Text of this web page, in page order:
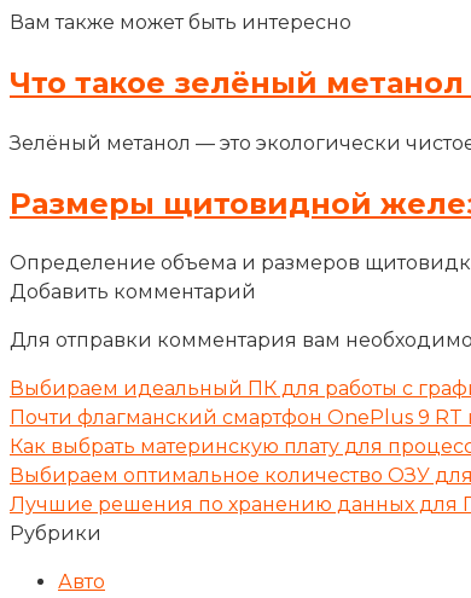
Вам также может быть интересно
Что такое зелёный
Зелёный метанол — это экологически
Размеры щитовидной
Определение объема и размеров
Добавить комментарий
Для отправки комментария вам необходимо
Выбираем идеальный ПК для работы с
Почти флагманский смартфон OnePlus 9 RT
Как выбрать материнскую плату для
Выбираем оптимальное количество ОЗУ
Лучшие решения по хранению данных для
Рубрики
Авто